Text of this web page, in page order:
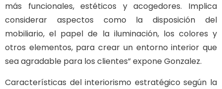
más funcionales, estéticos y acogedores. Implica
considerar aspectos como la disposición del
mobiliario, el papel de la iluminación, los colores y
otros elementos, para crear un entorno interior que
sea agradable para los clientes” expone Gonzalez.
Características del interiorismo estratégico según la